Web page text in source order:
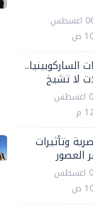
الخميس، 06 اغسطس
لا تشيخ
الأربعاء، 05 اغسطس
وتأثيرات
العصور
الأربعاء، 05 اغسطس